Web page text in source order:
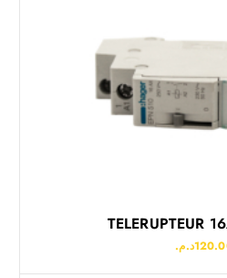
TELERUPTEUR
د.م.